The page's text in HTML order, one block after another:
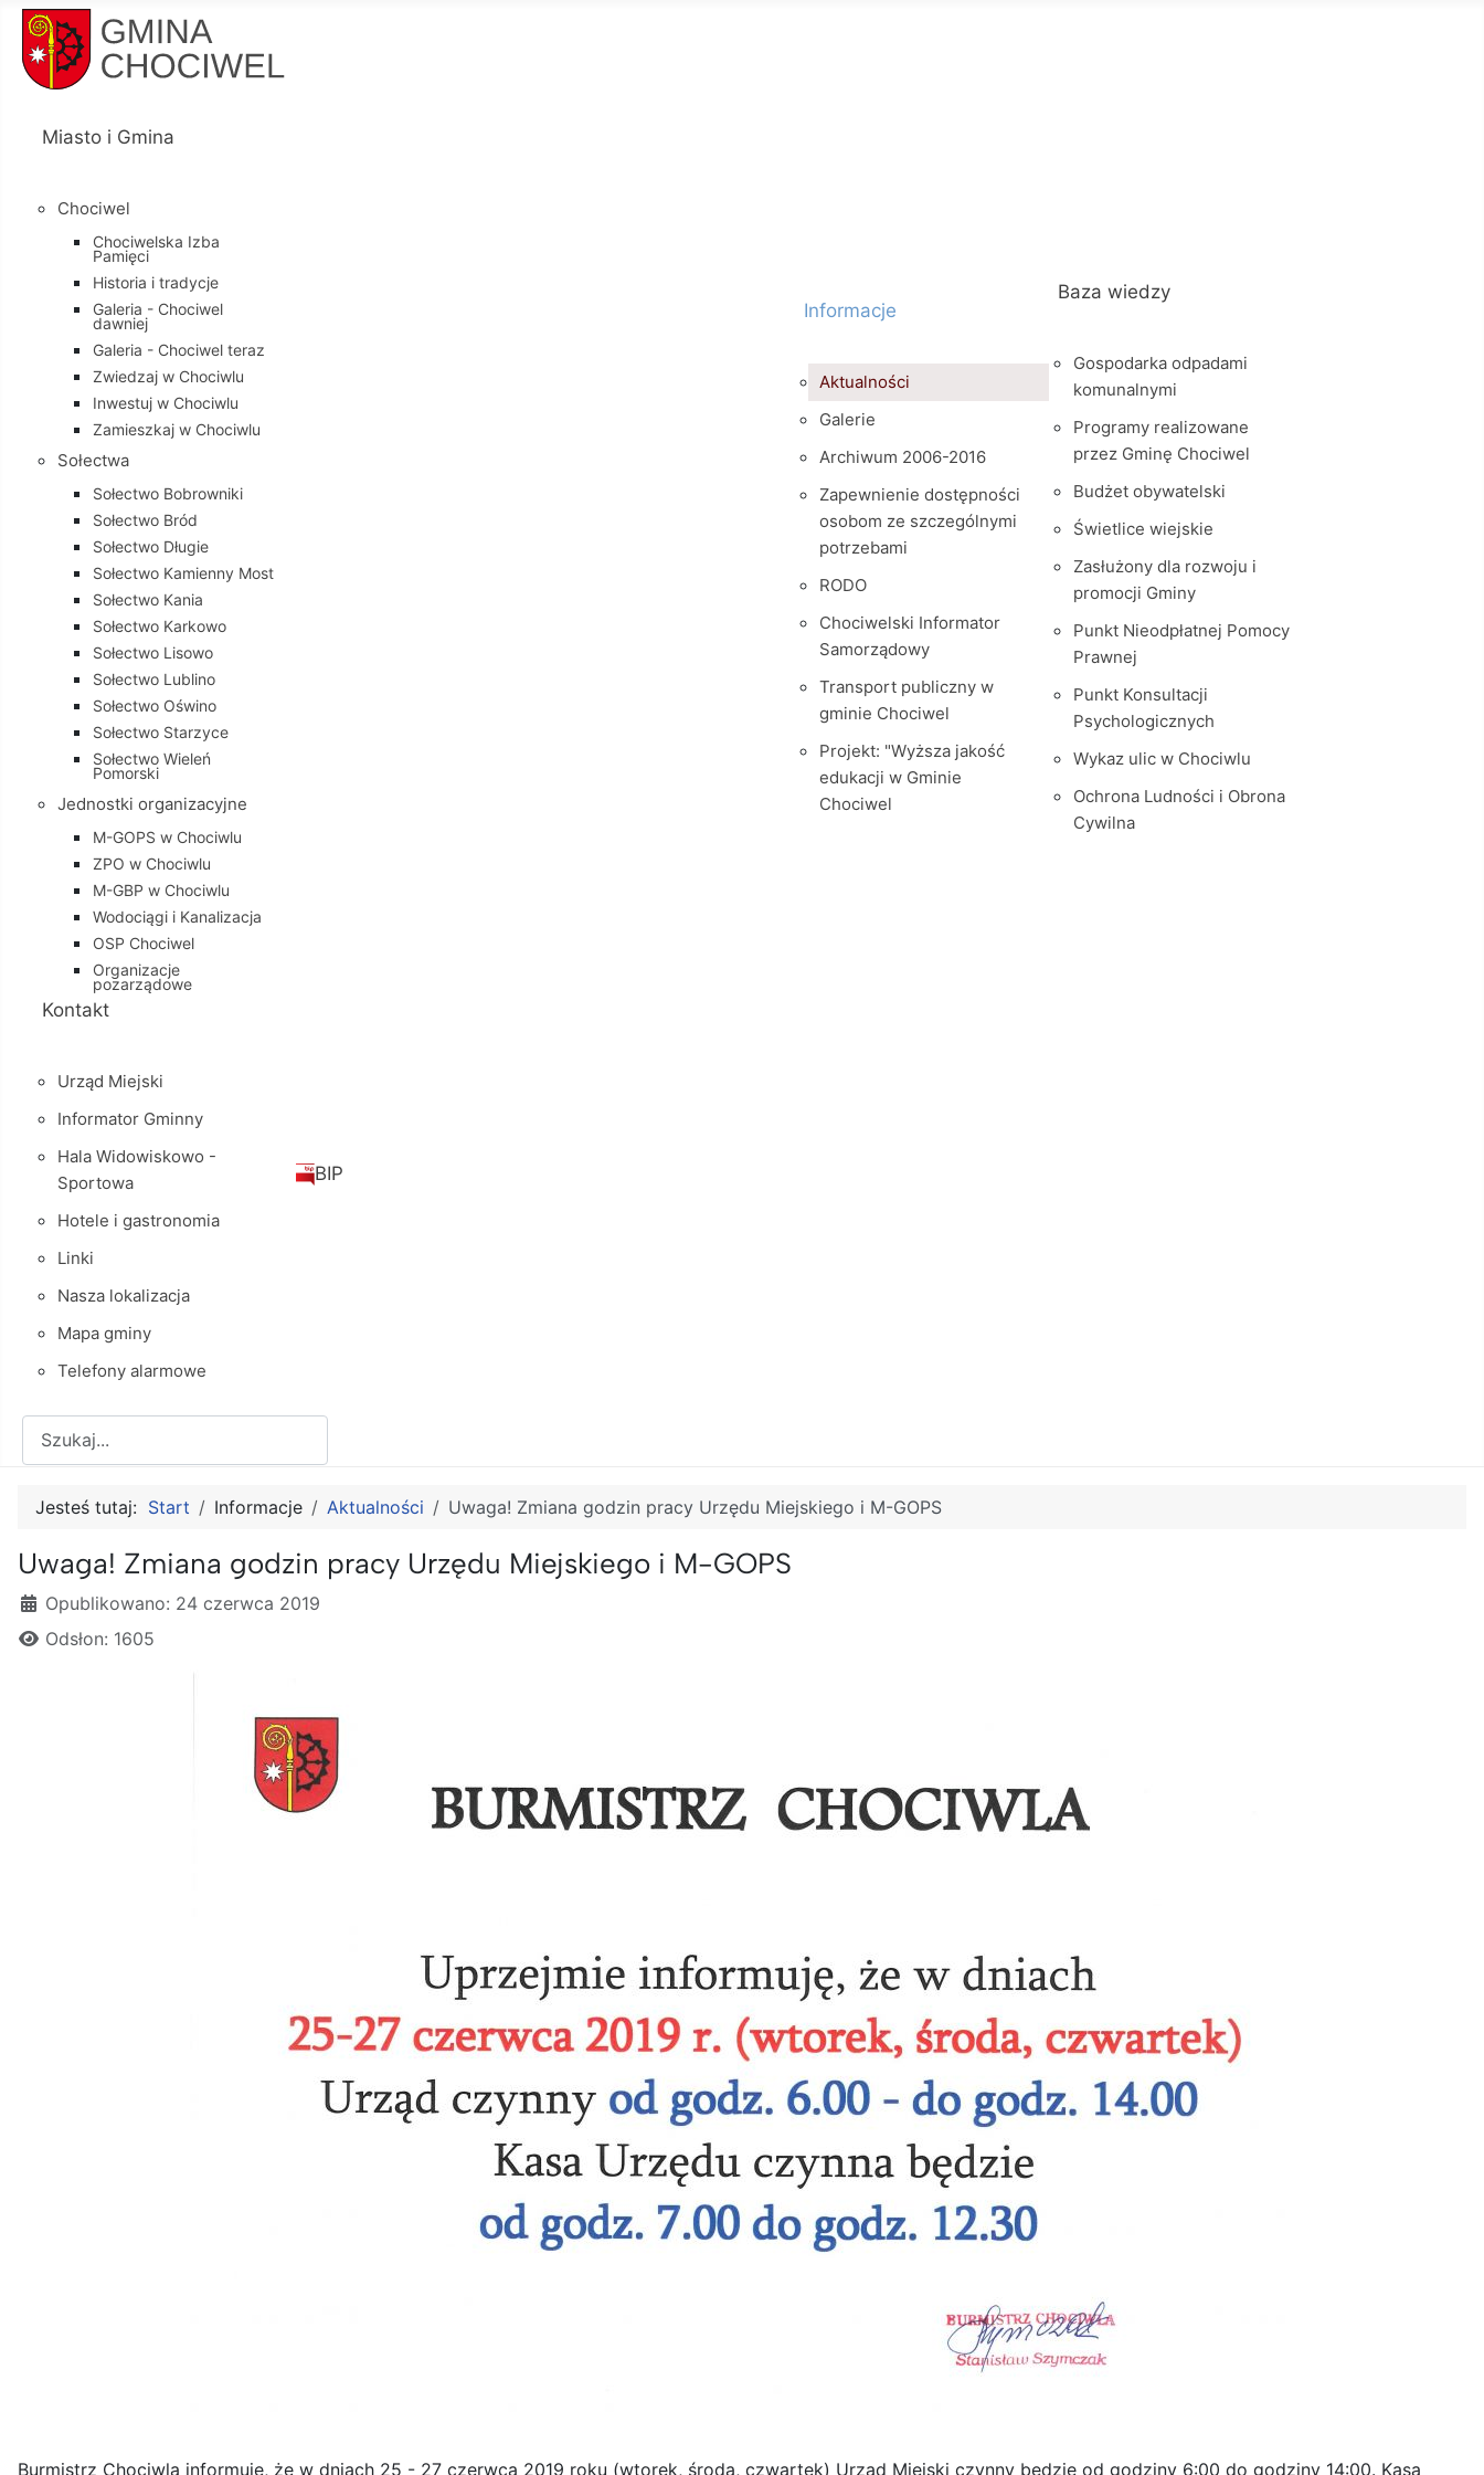
Miasto i Gmina
Chociwel
Chociwelska Izba
Pamięci
Historia i tradycje
Galeria - Chociwel
dawniej
Galeria - Chociwel teraz
Zwiedzaj w Chociwlu
Inwestuj w Chociwlu
Zamieszkaj w Chociwlu
Sołectwa
Sołectwo Bobrowniki
Sołectwo Bród
Sołectwo Długie
Sołectwo Kamienny Most
Sołectwo Kania
Sołectwo Karkowo
Sołectwo Lisowo
Sołectwo Lublino
Sołectwo Oświno
Sołectwo Starzyce
Sołectwo Wieleń
Pomorski
Jednostki organizacyjne
M-GOPS w Chociwlu
ZPO w Chociwlu
M-GBP w Chociwlu
Wodociągi i Kanalizacja
OSP Chociwel
Organizacje
pozarządowe
Informacje
Aktualności
Galerie
Archiwum 2006-2016
Zapewnienie dostępności
osobom ze szczególnymi
potrzebami
RODO
Chociwelski Informator
Samorządowy
Transport publiczny w
gminie Chociwel
Projekt: "Wyższa jakość
edukacji w Gminie
Chociwel
Baza wiedzy
Gospodarka odpadami
komunalnymi
Programy realizowane
przez Gminę Chociwel
Budżet obywatelski
Świetlice wiejskie
Zasłużony dla rozwoju i
promocji Gminy
Punkt Nieodpłatnej Pomocy
Prawnej
Punkt Konsultacji
Psychologicznych
Wykaz ulic w Chociwlu
Ochrona Ludności i Obrona
Cywilna
Kontakt
Urząd Miejski
Informator Gminny
Hala Widowiskowo -
Sportowa
Hotele i gastronomia
Linki
Nasza lokalizacja
Mapa gminy
Telefony alarmowe
BIP
Jesteś tutaj: Start Informacje Aktualności Uwaga! Zmiana godzin pracy Urzędu Miejskiego i M-GOPS
Uwaga! Zmiana godzin pracy Urzędu Miejskiego i M-GOPS
Szczegóły
Opublikowano: 24 czerwca 2019
Odsłon: 1605
Burmistrz Chociwla informuje, że w dniach 25 - 27 czerwca 2019 roku (wtorek, środa, czwartek) Urząd Miejski czynny będzie od godziny 6:00 do godziny 14:00. Kasa